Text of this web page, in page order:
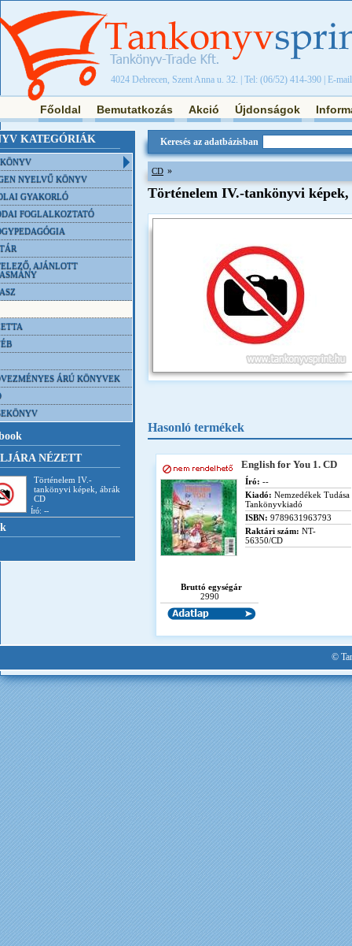
4024 Debrecen, Szent Anna u. 32. | Tel: (06/52) 414-390 | E-
Főoldal Bemutatkozás Akció Újdonságok
KATEGÓRIÁK
NYELVŰ KÖNYV
GYAKORLÓ
FOGLALKOZTATÓ
AJÁNLOTT
ÁRÚ KÖNYVEK
NÉZETT
Történelem IV.-
tankönyvi képek, ábrák
CD
Író: --
Keresés az adatbázisban
CD »
Történelem IV.-tankönyvi
Hasonló termékek
English for You 1. CD
Író: --
Kiadó: Nemzedékek Tudása
Tankönyvkiadó
ISBN: 9789631963793
Raktári szám: NT-
56350/CD
Bruttó egységár
2990
©